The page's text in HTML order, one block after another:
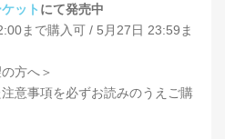
ット にて発売中
まで購入可 / 5月27日 23:59ま
方へ＞
意事項を必ずお読みのうえご購